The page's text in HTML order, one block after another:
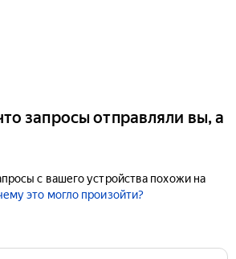
запросы отправляли вы, а
с вашего устройства похожи на
это могло произойти?